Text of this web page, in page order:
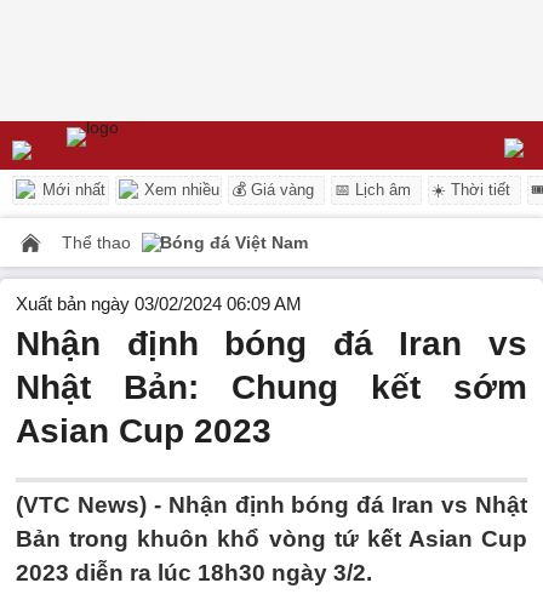
Mới nhất Xem nhiều 💰 Giá vàng 📅 Lịch âm ☀️ Thời tiết
Thể thao Bóng đá Việt Nam
Xuất bản ngày 03/02/2024 06:09 AM
Nhận định bóng đá Iran vs
Nhật Bản: Chung kết sớm
Asian Cup 2023
(VTC News) - Nhận định bóng đá Iran vs Nhật
Bản trong khuôn khổ vòng tứ kết Asian Cup
2023 diễn ra lúc 18h30 ngày 3/2.